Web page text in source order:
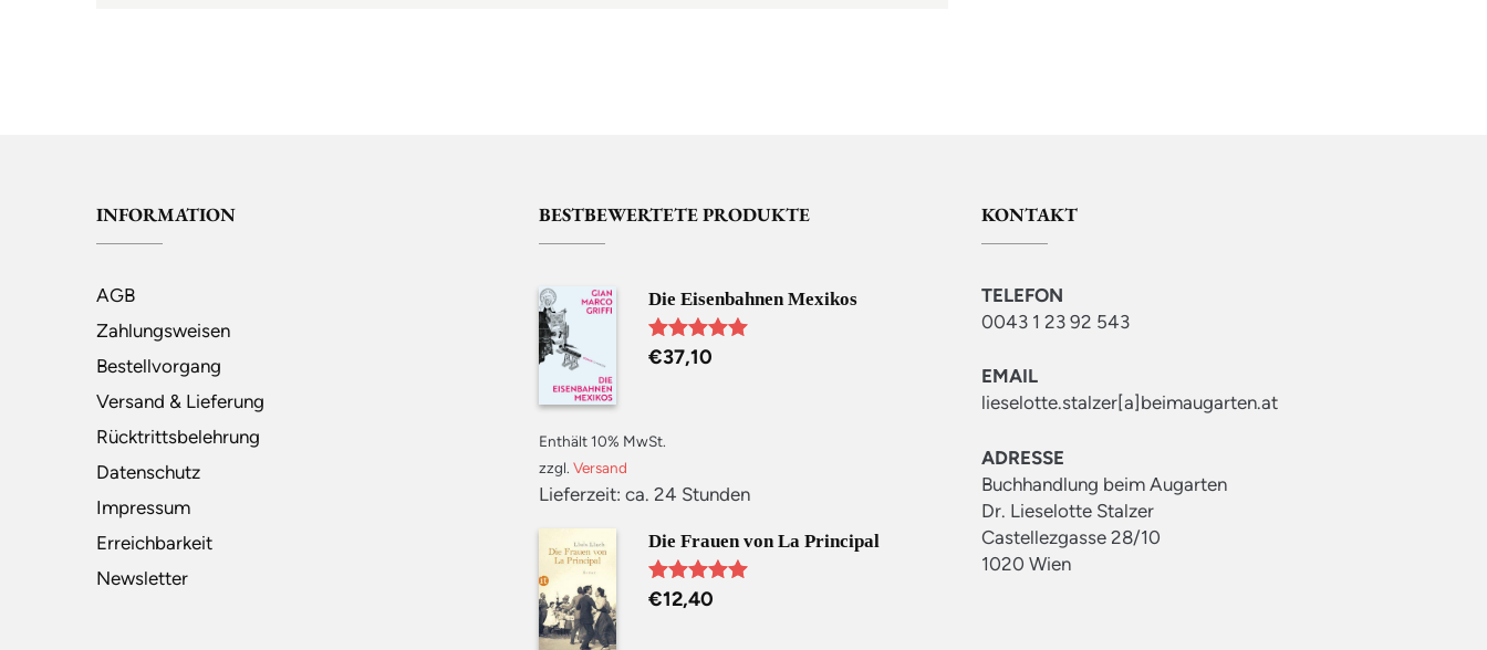
INFORMATION
AGB
Zahlungsweisen
Bestellvorgang
Versand & Lieferung
Rücktrittsbelehrung
Datenschutz
Impressum
Erreichbarkeit
Newsletter
BESTBEWERTETE PRODUKTE
Die Eisenbahnen Mexikos
Bewertet mit
€37,10
Enthält 10% MwSt.
zzgl. Versand
Lieferzeit: ca. 24 Stunden
Die Frauen von La Principal
Bewertet mit
€12,40
KONTAKT
TELEFON
0043 1 23 92 543
EMAIL
lieselotte.stalzer[a]beimaugarten.at
ADRESSE
Buchhandlung beim Augarten
Dr. Lieselotte Stalzer
Castellezgasse 28/10
1020 Wien